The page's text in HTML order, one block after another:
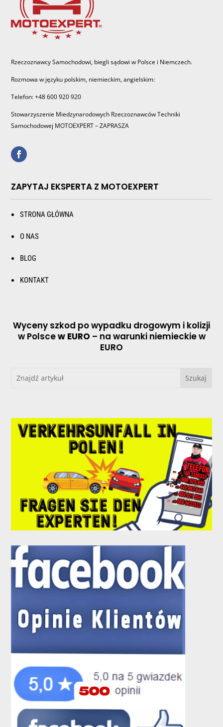
Rzeczoznawcy Samochodowi, biegli sądowi w Polsce i Niemczech.
Rozmowa w języku polskim, niemieckim, angielskim:
Telefon: +48 600 920 920
Stowarzyszenie Miedzynarodowych Rzeczoznawców Techniki
Samochodowej MOTOEXPERT – ZAPRASZA
ZAPYTAJ EKSPERTA Z MOTOEXPERT
STRONA GŁÓWNA
O NAS
BLOG
KONTAKT
Wyceny szkod po wypadku drogowym i kolizji
w Polscew EURO – na warunki niemieckie w
EURO